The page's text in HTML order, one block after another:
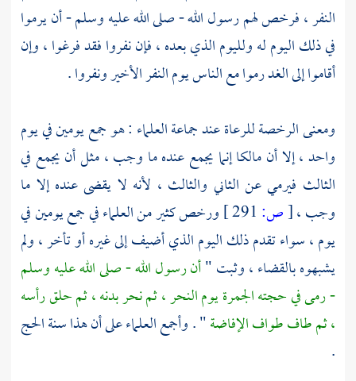
النفر ، فرخص لهم رسول الله - صلى الله عليه وسلم - أن يرموا
في ذلك اليوم له ولليوم الذي بعده ، فإن نفروا فقد فرغوا ، وإن
أقاموا إلى الغد رموا مع الناس يوم النفر الأخير ونفروا .
ومعنى الرخصة للرعاة عند جماعة العلماء : هو جمع يومين في يوم
واحد ، إلا أنمالكاإنما يجمع عنده ما وجب ، مثل أن يجمع في
الثالث فيرمي عن الثاني والثالث ، لأنه لا يقضى عنده إلا ما
وجب ،[ص:
ورخص كثير من العلماء في جمع يومين في
يوم ، سواء تقدم ذلك اليوم الذي أضيف إلى غيره أو تأخر ، ولم
يشبهوه بالقضاء ، وثبت "أن رسول الله - صلى الله عليه وسلم
- رمى في حجته الجمرة يوم النحر ، ثم نحر بدنه ، ثم حلق رأسه
، ثم طاف طواف الإفاضة" . وأجمع العلماء على أن هذا سنة الحج
.